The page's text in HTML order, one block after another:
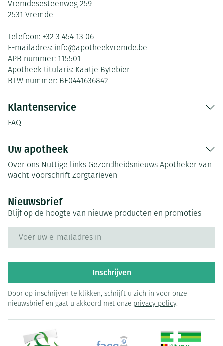
Vremdesesteenweg 259
2531 Vremde
Telefoon: +32 3 454 13 06
E-mailadres: info@apotheekvremde.be
APB nummer: 115501
Apotheek titularis: Kaatje Bytebier
BTW nummer: BE0441636842
Klantenservice
FAQ
Uw apotheek
Over ons Nuttige links Gezondheidsnieuws Apotheker van
wacht Voorschrift Zorgtarieven
Nieuwsbrief
Blijf op de hoogte van nieuwe producten en promoties
Inschrijven
Door op inschrijven te klikken, schrijft u zich in voor onze
nieuwsbrief en gaat u akkoord met onze privacy policy.